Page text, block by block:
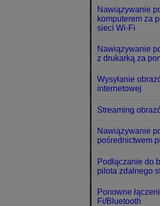
Nawiązywanie
komputerem za
sieci Wi-Fi
Nawiązywanie
z drukarką za
Wysyłanie
internetowej
Streaming
Nawiązywanie
pośrednictwem
Podłączanie do
pilota zdalnego
Ponowne
Fi/Bluetooth